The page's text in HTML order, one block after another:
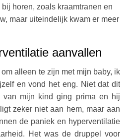
horen, zoals kraamtranen en
maar uiteindelijk kwam er meer
aanvallen
alleen te zijn met mijn baby, ik
en vond het eng. Niet dat dit
van mijn kind ging prima en hij
zeker niet aan hem, maar aan
de paniek en hyperventilatie
Het was de druppel voor